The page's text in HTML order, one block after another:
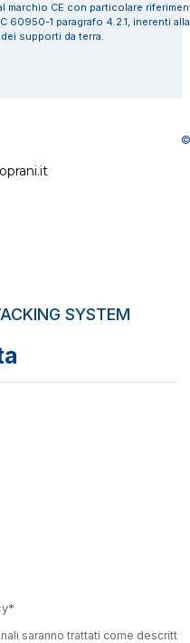
marchio CE con particolare
60950-1 paragrafo 4.2.1, inerenti
supporti da terra.
©
SYSTEM
saranno trattati come descritto